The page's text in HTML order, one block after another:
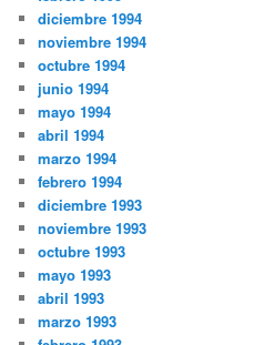
diciembre 1994
noviembre 1994
octubre 1994
junio 1994
mayo 1994
abril 1994
marzo 1994
febrero 1994
diciembre 1993
noviembre 1993
octubre 1993
mayo 1993
abril 1993
marzo 1993